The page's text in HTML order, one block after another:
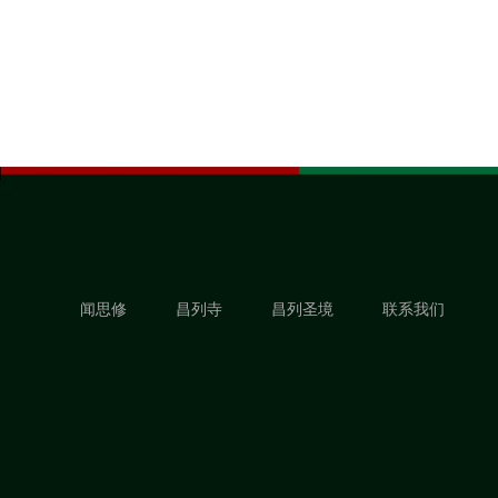
闻思修 昌列寺 昌列圣境 联系我们